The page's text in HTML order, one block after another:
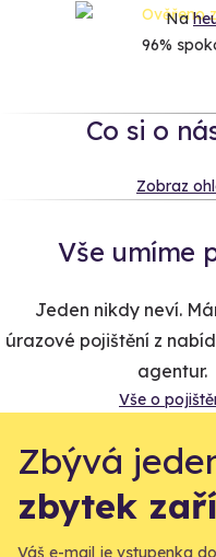
Na
96%
Co si o
Zobraz
Vše umíme
Jeden nikdy neví.
úrazové pojištění z
agentur.
Vše o
Zbývá
zbytek
Váš e-mail je vstupenka